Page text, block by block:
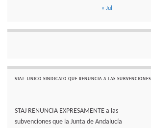
« Jul
STAJ: UNICO SINDICATO QUE RENUNCIA A LAS SUBVENCIONES
STAJ RENUNCIA EXPRESAMENTE a las
subvenciones que la Junta de Andalucía